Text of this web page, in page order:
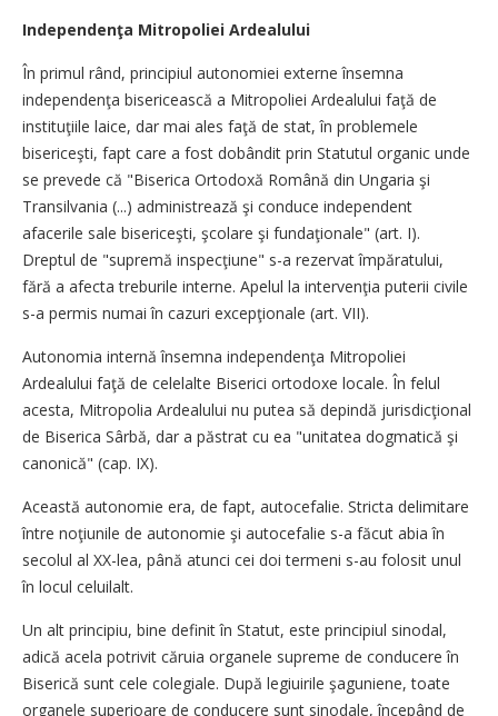
Independenţa Mitropoliei Ardealului
În primul rând, principiul autonomiei externe însemna
independenţa bisericească a Mitropoliei Ardealului faţă de
instituţiile laice, dar mai ales faţă de stat, în problemele
bisericeşti, fapt care a fost dobândit prin Statutul organic unde
se prevede că "Biserica Ortodoxă Română din Ungaria şi
Transilvania (...) administrează şi conduce independent
afacerile sale bisericeşti, şcolare şi fundaţionale" (art. I).
Dreptul de "supremă inspecţiune" s-a rezervat împăratului,
fără a afecta treburile interne. Apelul la intervenţia puterii civile
s-a permis numai în cazuri excepţionale (art. VII).
Autonomia internă însemna independenţa Mitropoliei
Ardealului faţă de celelalte Biserici ortodoxe locale. În felul
acesta, Mitropolia Ardealului nu putea să depindă jurisdicţional
de Biserica Sârbă, dar a păstrat cu ea "unitatea dogmatică şi
canonică" (cap. IX).
Această autonomie era, de fapt, autocefalie. Stricta delimitare
între noţiunile de autonomie şi autocefalie s-a făcut abia în
secolul al XX-lea, până atunci cei doi termeni s-au folosit unul
în locul celuilalt.
Un alt principiu, bine definit în Statut, este principiul sinodal,
adică acela potrivit căruia organele supreme de conducere în
Biserică sunt cele colegiale. După legiuirile şaguniene, toate
organele superioare de conducere sunt sinodale, începând de